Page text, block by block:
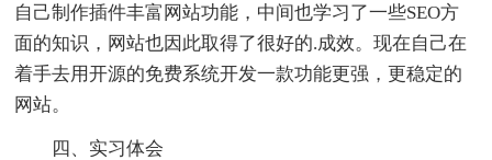
自己制作插件丰富网站功能，中间也学习了一些SEO方
面的知识，网站也因此取得了很好的.成效。现在自己在
着手去用开源的免费系统开发一款功能更强，更稳定的
网站。
四、实习体会